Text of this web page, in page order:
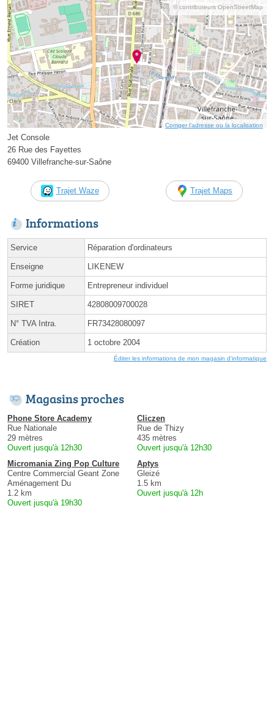
© contributeurs OpenStreetMap
Corriger l’adresse ou la localisation
Jet Console
26 Rue des Fayettes
69400 Villefranche-sur-Saône
Trajet Waze Trajet Maps
Informations
Service Réparation d'ordinateurs
Enseigne LIKENEW
Forme juridique Entrepreneur individuel
SIRET 42808009700028
N° TVA Intra. FR73428080097
Création 1 octobre 2004
Éditer les informations de mon magasin d'informatique
Magasins proches
Phone Store Academy
Rue Nationale
29 mètres
Ouvert jusqu'à 12h30
Cliczen
Rue de Thizy
435 mètres
Ouvert jusqu'à 12h30
Micromania Zing Pop Culture
Centre Commercial Geant Zone
Aménagement Du
1.2 km
Ouvert jusqu'à 19h30
Aptys
Gleizé
1.5 km
Ouvert jusqu'à 12h